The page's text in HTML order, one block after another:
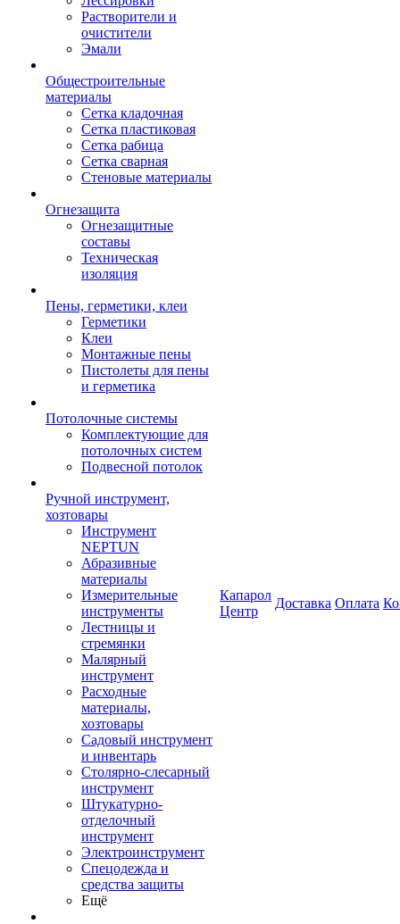
Растворители и
очистители
Эмали
Общестроительные
материалы
Сетка кладочная
Сетка пластиковая
Сетка рабица
Сетка сварная
Стеновые материалы
Огнезащита
Огнезащитные
составы
Техническая
изоляция
Пены, герметики, клеи
Герметики
Клеи
Монтажные пены
Пистолеты для пены
и герметика
Потолочные системы
Комплектующие для
потолочных систем
Подвесной потолок
Ручной инструмент,
хозтовары
Инструмент
NEPTUN
Абразивные
материалы
Измерительные
инструменты
Лестницы и
стремянки
Малярный
инструмент
Расходные
материалы,
хозтовары
Садовый инструмент
и инвентарь
Столярно-слесарный
инструмент
Штукатурно-
отделочный
инструмент
Электроинструмент
Спецодежда и
средства защиты
Ещё
Капарол
Центр
Доставка Оплата